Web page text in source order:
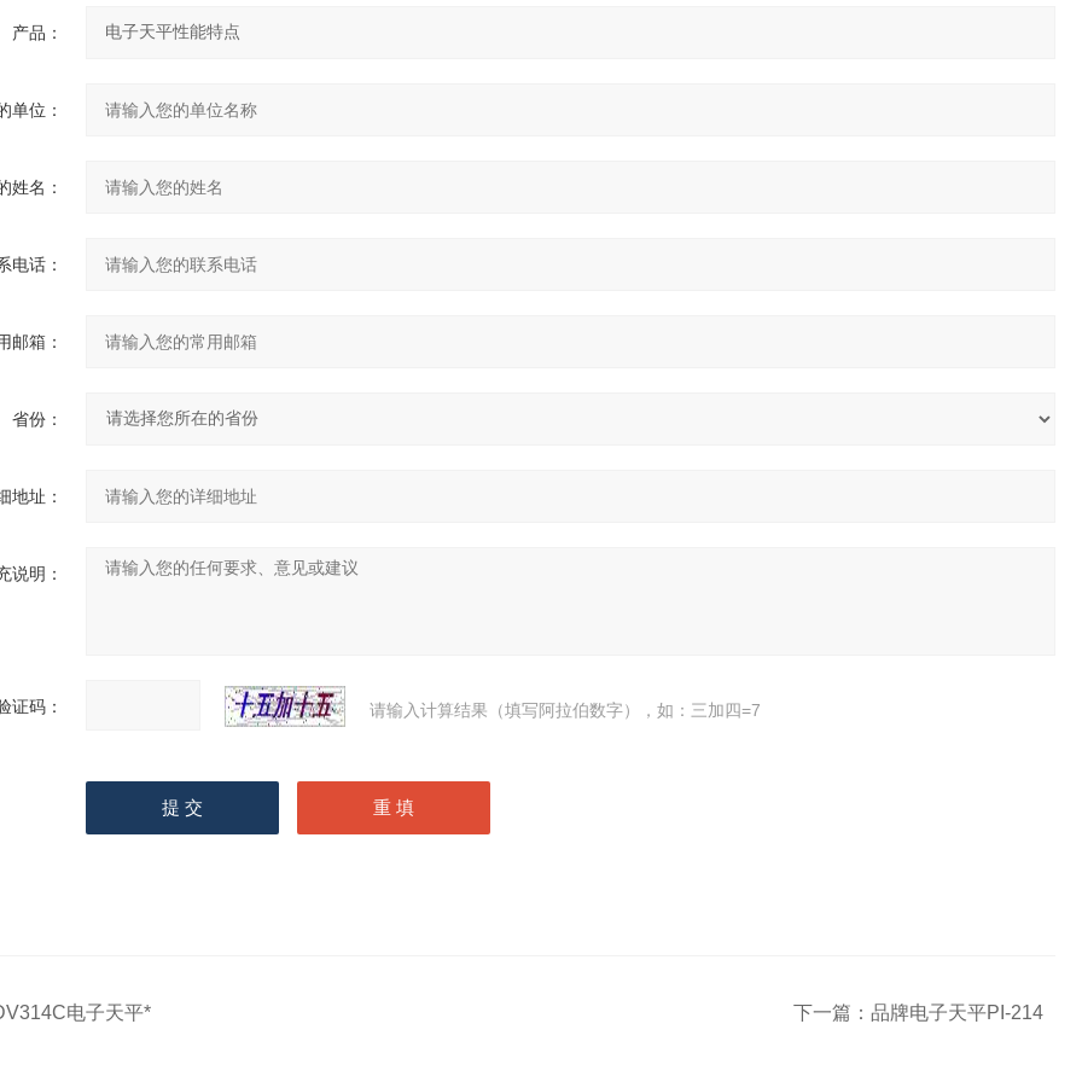
产品：
单位：
姓名：
电话：
邮箱：
省份：
地址：
说明：
证码： 请输入计算结果（填写阿拉伯数字），如：三加四=7
电子天平* 下一篇： 品牌电子天平PI-214